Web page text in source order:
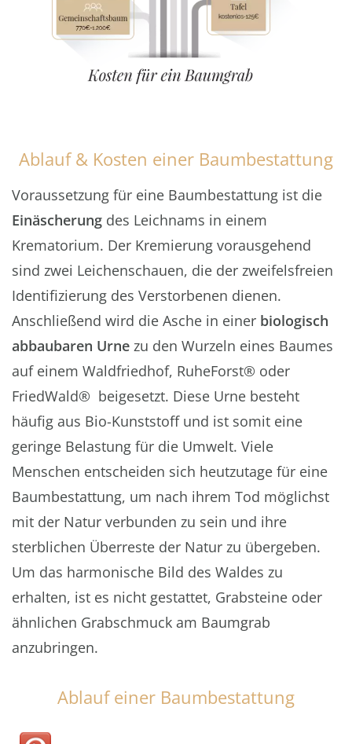
Ablauf & Kosten einer Baumbestattung
Voraussetzung für eine Baumbestattung ist die
Einäscherung des Leichnams in einem
Krematorium. Der Kremierung vorausgehend
sind zwei Leichenschauen, die der zweifelsfreien
Identifizierung des Verstorbenen dienen.
Anschließend wird die Asche in einer biologisch
abbaubaren Urne zu den Wurzeln eines Baumes
auf einem Waldfriedhof, RuheForst® oder
FriedWald® beigesetzt. Diese Urne besteht
häufig aus Bio-Kunststoff und ist somit eine
geringe Belastung für die Umwelt. Viele
Menschen entscheiden sich heutzutage für eine
Baumbestattung, um nach ihrem Tod möglichst
mit der Natur verbunden zu sein und ihre
sterblichen Überreste der Natur zu übergeben.
Um das harmonische Bild des Waldes zu
erhalten, ist es nicht gestattet, Grabsteine oder
ähnlichen Grabschmuck am Baumgrab
anzubringen.
Ablauf einer Baumbestattung